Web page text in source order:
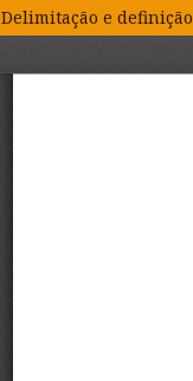
e definição